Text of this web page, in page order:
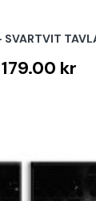
179.00 kr